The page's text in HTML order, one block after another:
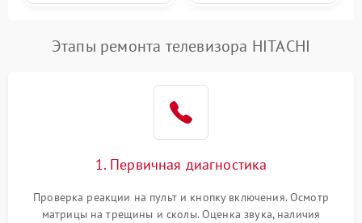
Этапы ремонта телевизора HITACHI
1. Первичная диагностика
Проверка реакции на пульт и кнопку включения. Осмотр
матрицы на трещины и сколы. Оценка звука, наличия